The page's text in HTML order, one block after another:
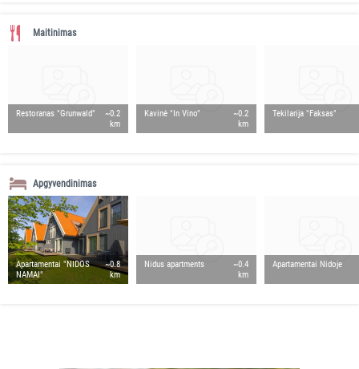
Maitinimas
Restoranas "Grunwald"
~0.2
km
Kavinė "In Vino"
~0.2
km
Tekilarija "Faksas"
Apgyvendinimas
Apartamentai "NIDOS
NAMAI"
~0.8
km
Nidus apartments
~0.4
km
Apartamentai Nidoje